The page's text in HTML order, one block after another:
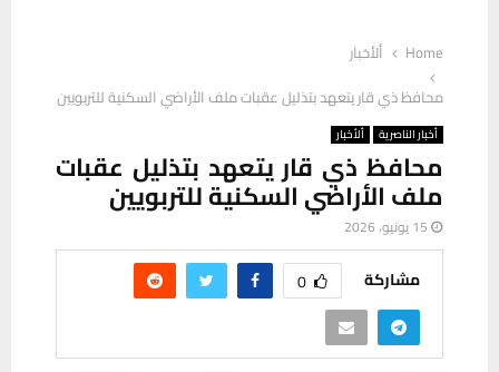
Home
ألأخبار
محافظ ذي قار يتعهد بتذليل عقبات ملف الأراضي السكنية للتربويين
أخبار الناصرية ألأخبار
محافظ ذي قار يتعهد بتذليل عقبات
ملف الأراضي السكنية للتربويين
15 يونيو، 2026
مشاركة 0